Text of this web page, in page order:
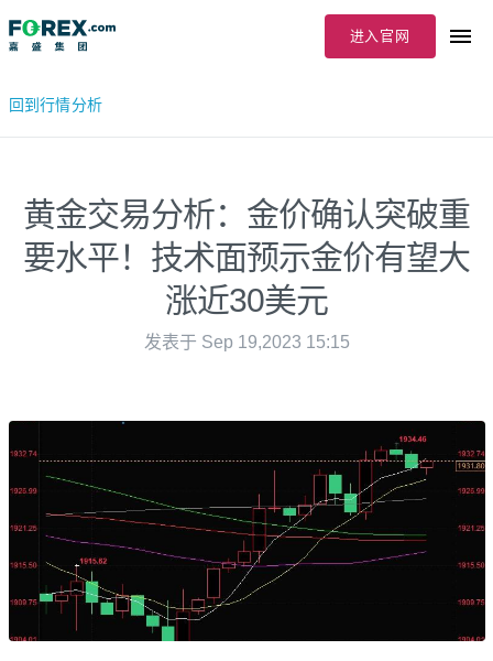
进入官网
回到行情分析
黄金交易分析：金价确认突破重
要水平！技术面预示金价有望大
涨近30美元
发表于 Sep 19,2023 15:15